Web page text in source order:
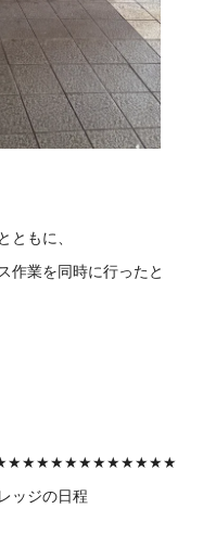
ともに、
作業を同時に行ったと
ッジの日程